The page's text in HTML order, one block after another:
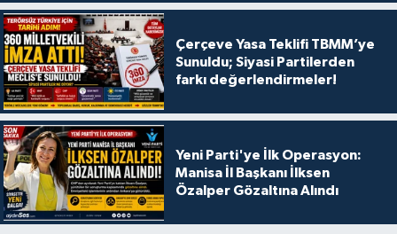
Çerçeve Yasa Teklifi TBMM’ye
Sunuldu; Siyasi Partilerden
farkı değerlendirmeler!
Yeni Parti'ye İlk Operasyon:
Manisa İl Başkanı İlksen
Özalper Gözaltına Alındı